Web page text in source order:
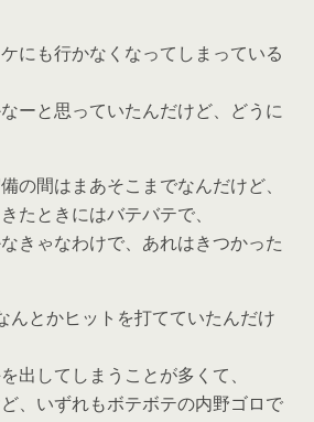
にも行かなくなってしまっている
ーと思っていたんだけど、どうに
の間はまあそこまでなんだけど、
たときにはバテバテで、
きゃなわけで、あれはきつかった
んとかヒットを打てていたんだけ
出してしまうことが多くて、
、いずれもボテボテの内野ゴロで